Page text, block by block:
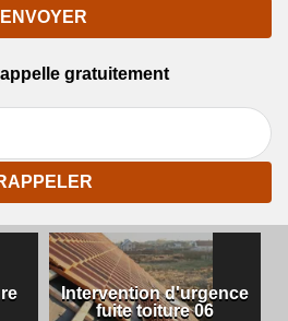
gratuitement
Intervention d'urgence
fuite toiture 06